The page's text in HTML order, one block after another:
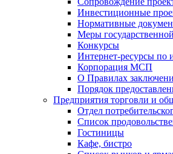
Инвестиционные
Нормативные
Меры
Конкурсы
Интернет-ресурсы по
Корпорация МСП
О Правилах
Порядок
Предприятия торговли и
Отдел
Список
Гостиницы
Кафе, бистро